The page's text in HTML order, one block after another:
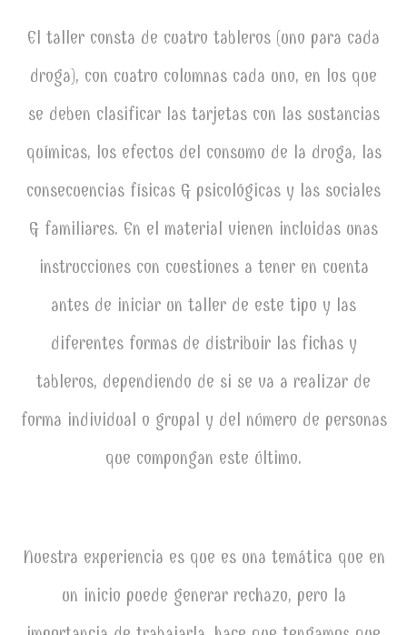
El taller consta de cuatro tableros (uno para cada
droga), con cuatro columnas cada uno, en los que
se deben clasificar las tarjetas con las sustancias
químicas, los efectos del consumo de la droga, las
consecuencias físicas & psicológicas y las sociales
& familiares. En el material vienen incluidas unas
instrucciones con cuestiones a tener en cuenta
antes de iniciar un taller de este tipo y las
diferentes formas de distribuir las fichas y
tableros, dependiendo de si se va a realizar de
forma individual o grupal y del número de personas
que compongan este último.
Nuestra experiencia es que es una temática que en
un inicio puede generar rechazo, pero la